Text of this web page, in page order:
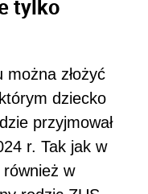
tylko
złożyć
dziecko
przyjmował
r. Tak jak w
w